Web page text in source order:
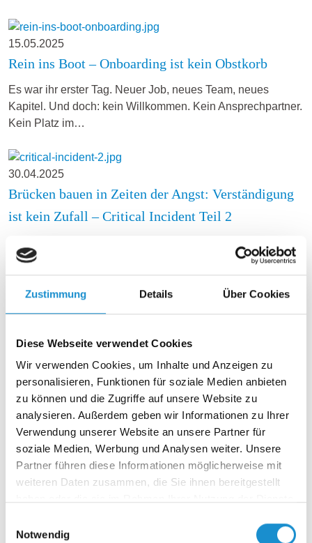
Zustimmung Details Über Cookies
Diese Webseite verwendet Cookies
Wir verwenden Cookies, um Inhalte und Anzeigen zu
personalisieren, Funktionen für soziale Medien anbieten
zu können und die Zugriffe auf unsere Website zu
analysieren. Außerdem geben wir Informationen zu Ihrer
Verwendung unserer Website an unsere Partner für
soziale Medien, Werbung und Analysen weiter. Unsere
Partner führen diese Informationen möglicherweise mit
weiteren Daten zusammen, die Sie ihnen bereitgestellt
Notwendig
15.05.2025
Rein ins Boot – Onboarding ist kein Obstkorb
Es war ihr erster Tag. Neuer Job, neues Team, neues
Kapitel. Und doch: kein Willkommen. Kein Ansprechpartner.
Kein Platz im…
30.04.2025
Brücken bauen in Zeiten der Angst: Verständigung
ist kein Zufall – Critical Incident Teil 2
keine einfachen Antworten – sondern mutige
Entscheidungen. Der erste…
Angst in Deutschland, zwei Seiten einer
Verunsicherung – Critical Incident Teil 1
Was passiert, wenn sich ein ganzes Land nicht mehr sicher
fühlt – und zugleich Millionen Menschen nicht mehr
dazugehören…
03.04.2025
Purpose oder Leitbild – was braucht ein